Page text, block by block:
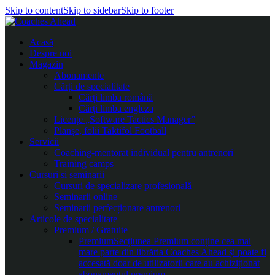
Skip to contentSkip to sidebarSkip to footer
Acasă
Despre noi
Magazin
Abonamente
Cărți de specialitate
Cărți limba română
Cărți limba engleza
Licențe „Software Tactics Manager”
Planșe, folii Taktifol Football
Servicii
Coaching-mentorat individual pentru antrenori
Training camps
Cursuri și seminarii
Cursuri de specializare profesională
Seminarii online
Seminarii perfecționare antrenori
Articole de specialitate
Premium / Gratuite
PremiumSecțiunea Premium conține cea mai
mare parte din librăria Coaches Ahead și poate fi
accesată doar de utilizatorii care au achiziționat